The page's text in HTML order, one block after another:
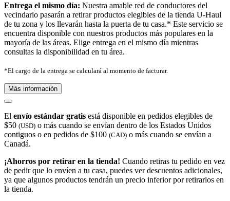
Entrega el mismo día: Nuestra amable red de conductores del
vecindario pasarán a retirar productos elegibles de la tienda U-Haul
de tu zona y los llevarán hasta la puerta de tu casa.* Este servicio se
encuentra disponible con nuestros productos más populares en la
mayoría de las áreas. Elige entrega en el mismo día mientras
consultas la disponibilidad en tu área.
*El cargo de la entrega se calculará al momento de facturar.
Más información
El envío estándar gratis está disponible en pedidos elegibles de
$50 (USD) o más cuando se envían dentro de los Estados Unidos
contiguos o en pedidos de $100 (CAD) o más cuando se envían a
Canadá.
¡Ahorros por retirar en la tienda! Cuando retiras tu pedido en vez
de pedir que lo envíen a tu casa, puedes ver descuentos adicionales,
ya que algunos productos tendrán un precio inferior por retirarlos en
la tienda.